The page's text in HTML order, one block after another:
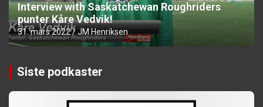
Interview with Saskatchewan Roughriders
punter Kåre Vedvik!
31. mars 2022 JM Henriksen
Siste podkaster